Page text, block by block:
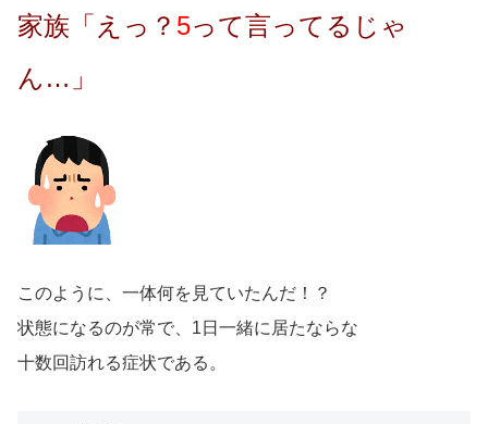
家族「えっ？ 5って言ってるじゃ
ん…」
このように、一体何を見ていたんだ！？
状態になるのが常で、1日一緒に居たならな
十数回訪れる症状である。